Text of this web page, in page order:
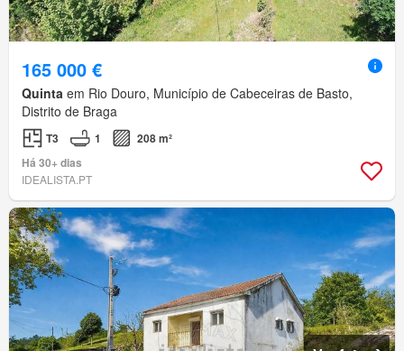
165 000 €
Quinta em Rio Douro, Município de Cabeceiras de Basto,
Distrito de Braga
T3 1
208 m²
Há 30+ dias
IDEALISTA.PT